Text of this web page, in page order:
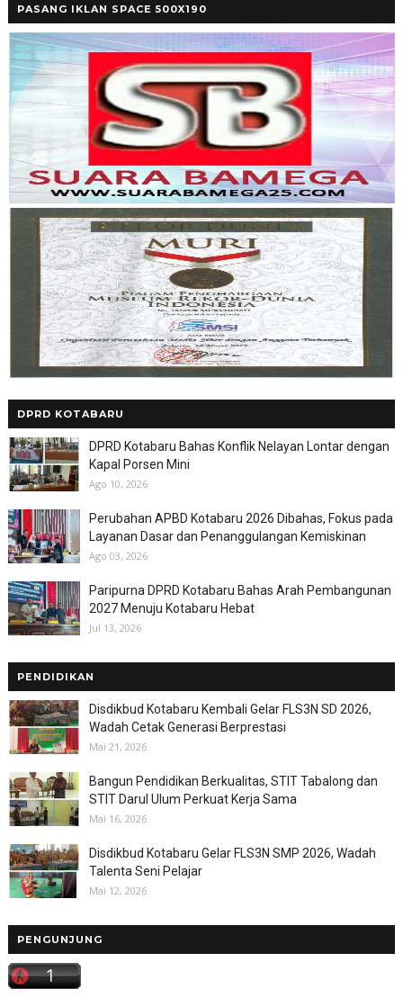
PASANG IKLAN SPACE 500X190
DPRD KOTABARU
DPRD Kotabaru Bahas Konflik Nelayan Lontar dengan
Kapal Porsen Mini
Ago 10, 2026
Perubahan APBD Kotabaru 2026 Dibahas, Fokus pada
Layanan Dasar dan Penanggulangan Kemiskinan
Ago 03, 2026
Paripurna DPRD Kotabaru Bahas Arah Pembangunan
2027 Menuju Kotabaru Hebat
Jul 13, 2026
PENDIDIKAN
Disdikbud Kotabaru Kembali Gelar FLS3N SD 2026,
Wadah Cetak Generasi Berprestasi
Mai 21, 2026
Bangun Pendidikan Berkualitas, STIT Tabalong dan
STIT Darul Ulum Perkuat Kerja Sama
Mai 16, 2026
Disdikbud Kotabaru Gelar FLS3N SMP 2026, Wadah
Talenta Seni Pelajar
Mai 12, 2026
PENGUNJUNG